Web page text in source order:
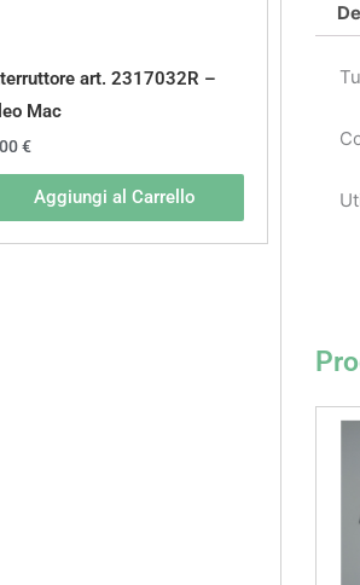
art. 2317032R –
Mac
€
Aggiungi al Carrello